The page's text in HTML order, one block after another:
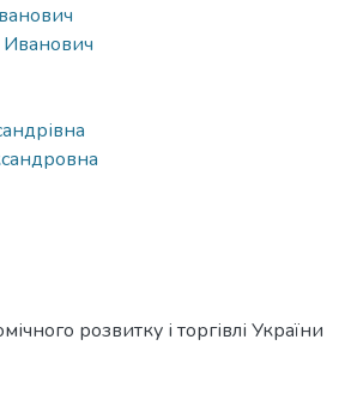
розвитку і торгівлі України